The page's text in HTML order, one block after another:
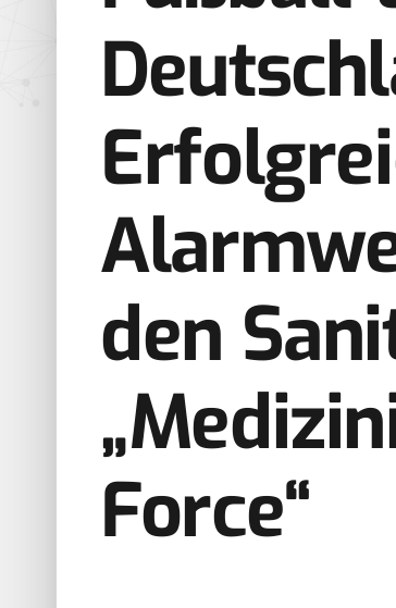
den
Force“